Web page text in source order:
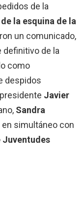
de la
la esquina de la
un comunicado,
definitivo de la
como
despidos
Javier
Sandra
en simultáneo con